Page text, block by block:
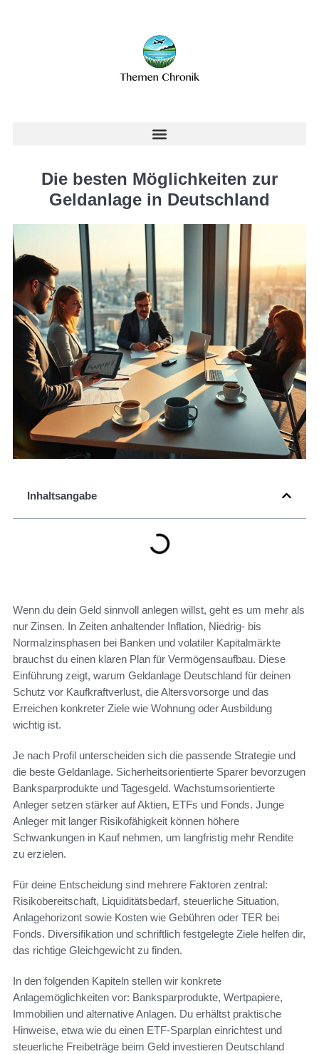
Die besten Möglichkeiten zur
Geldanlage in Deutschland
Inhaltsangabe
Wenn du dein Geld sinnvoll anlegen willst, geht es um mehr als
nur Zinsen. In Zeiten anhaltender Inflation, Niedrig- bis
Normalzinsphasen bei Banken und volatiler Kapitalmärkte
brauchst du einen klaren Plan für Vermögensaufbau. Diese
Einführung zeigt, warum Geldanlage Deutschland für deinen
Schutz vor Kaufkraftverlust, die Altersvorsorge und das
Erreichen konkreter Ziele wie Wohnung oder Ausbildung
wichtig ist.
Je nach Profil unterscheiden sich die passende Strategie und
die beste Geldanlage. Sicherheitsorientierte Sparer bevorzugen
Banksparprodukte und Tagesgeld. Wachstumsorientierte
Anleger setzen stärker auf Aktien, ETFs und Fonds. Junge
Anleger mit langer Risikofähigkeit können höhere
Schwankungen in Kauf nehmen, um langfristig mehr Rendite
zu erzielen.
Für deine Entscheidung sind mehrere Faktoren zentral:
Risikobereitschaft, Liquiditätsbedarf, steuerliche Situation,
Anlagehorizont sowie Kosten wie Gebühren oder TER bei
Fonds. Diversifikation und schriftlich festgelegte Ziele helfen dir,
das richtige Gleichgewicht zu finden.
In den folgenden Kapiteln stellen wir konkrete
Anlagemöglichkeiten vor: Banksparprodukte, Wertpapiere,
Immobilien und alternative Anlagen. Du erhältst praktische
Hinweise, etwa wie du einen ETF-Sparplan einrichtest und
steuerliche Freibeträge beim Geld investieren Deutschland